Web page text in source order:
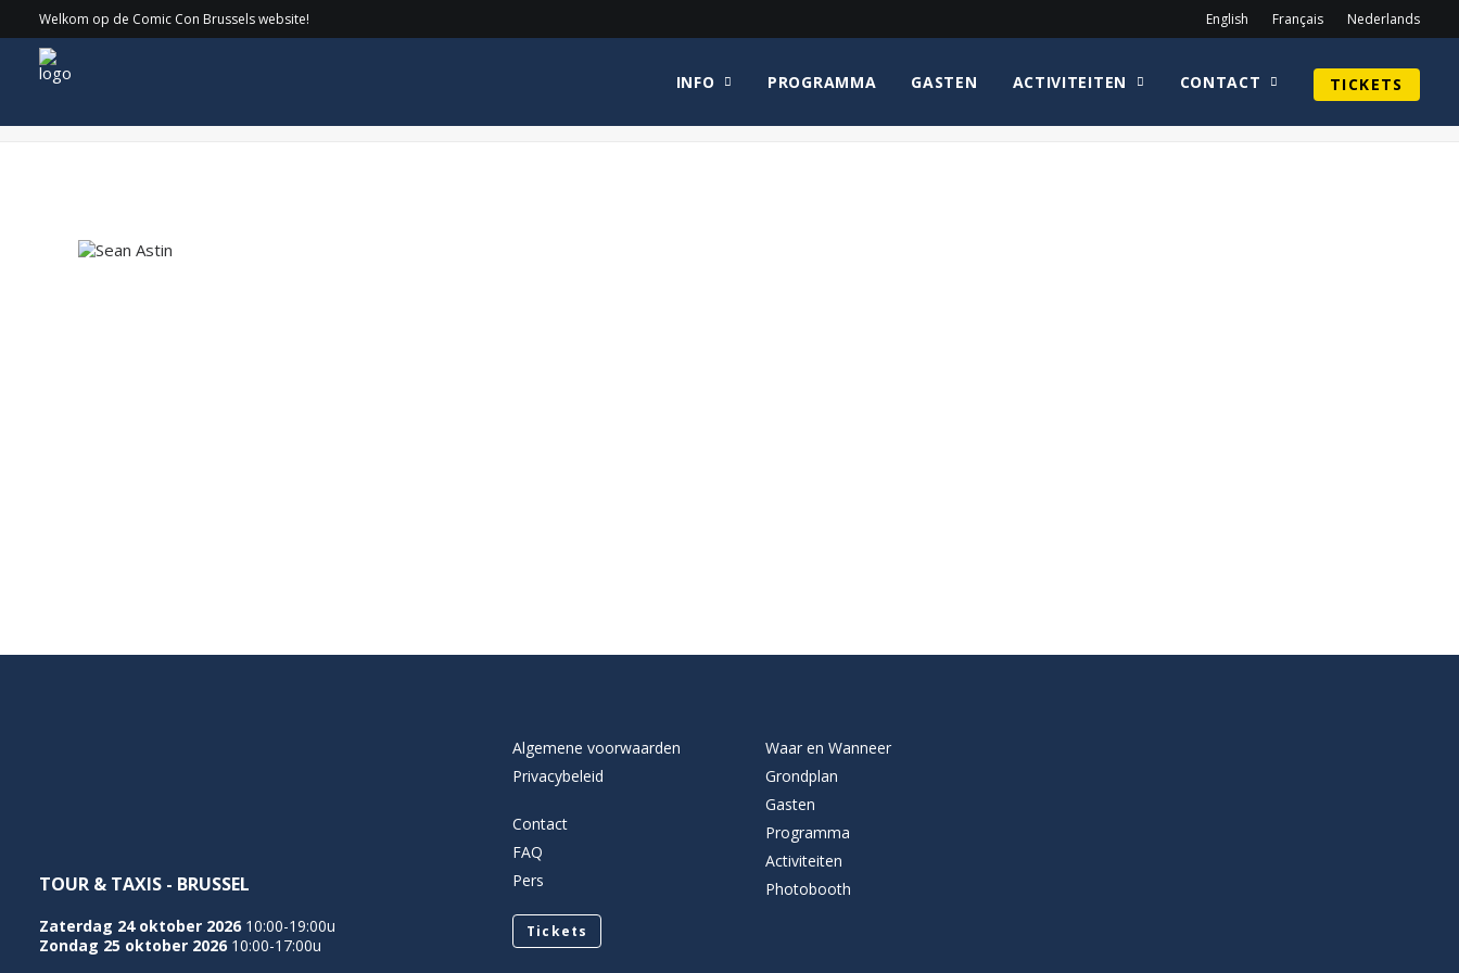
Welkom op de Comic Con Brussels website! English Français Nederlands
INFO PROGRAMMA GASTEN ACTIVITEITEN CONTACT TICKETS
Sean Astin Home Guy Henry Sean Astin
TOUR & TAXIS - BRUSSEL
Zaterdag 24 oktober 2026 10:00-19:00u
Zondag 25 oktober 2026 10:00-17:00u
Algemene voorwaarden
Privacybeleid
Contact
FAQ
Pers
Tickets
Waar en Wanneer
Grondplan
Gasten
Programma
Activiteiten
Photobooth